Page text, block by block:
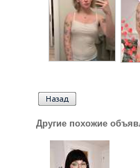
Другие похожие